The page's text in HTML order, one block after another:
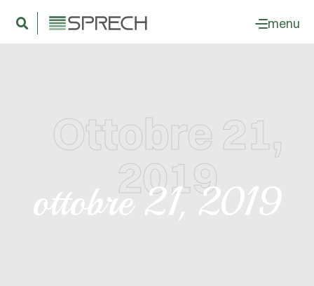
menu
Ottobre 21,
2019
ottobre 21, 2019